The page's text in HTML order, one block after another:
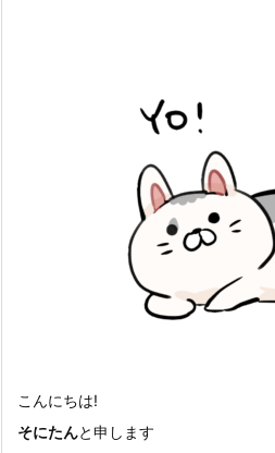
こんにちは!
そにたんと申します